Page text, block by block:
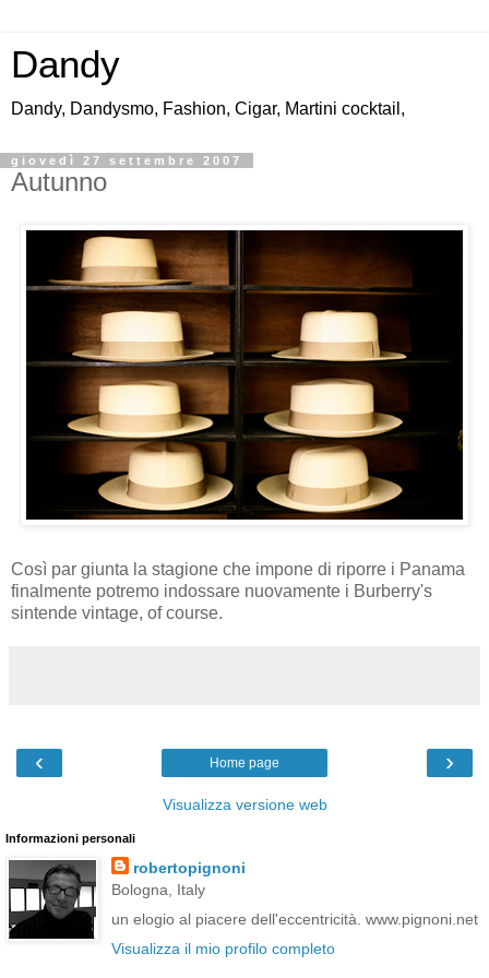
Dandy
Dandy, Dandysmo, Fashion, Cigar, Martini cocktail,
giovedì 27 settembre 2007
Autunno
Così par giunta la stagione che impone di riporre i Panama
finalmente potremo indossare nuovamente i Burberry's
sintende vintage, of course.
‹ ›
Home page
Visualizza versione web
Informazioni personali
robertopignoni
Bologna, Italy
un elogio al piacere dell'eccentricità. www.pignoni.net
Visualizza il mio profilo completo